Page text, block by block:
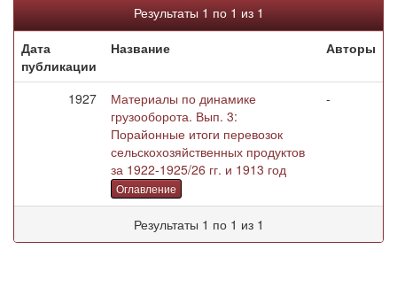
Результаты 1 по 1 из 1
Дата
публикации
Название Авторы
1927
Материалы по динамике
грузооборота. Вып. 3:
Порайонные итоги перевозок
сельскохозяйственных продуктов
за 1922-1925/26 гг. и 1913 год
Оглавление
-
Результаты 1 по 1 из 1